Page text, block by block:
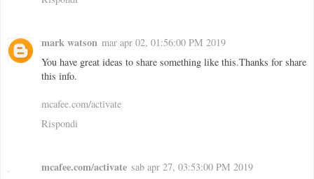
mark watson mar apr 02, 01:56:00 PM 2019
You have great ideas to share something like this.Thanks for share
this info.
mcafee.com/activate
Rispondi
mcafee.com/activate sab apr 27, 03:53:00 PM 2019